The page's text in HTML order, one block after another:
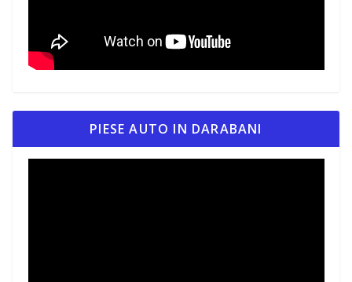
PIESE AUTO IN DARABANI